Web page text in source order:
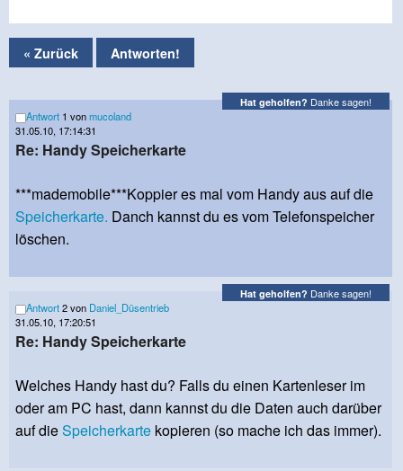
« Zurück Antworten!
Hat geholfen? Danke sagen!
Antwort 1 vonmucoland
31.05.10, 17:14:31
Re: Handy Speicherkarte
***mademobile***Koppier es mal vom Handy aus auf die
Speicherkarte. Danch kannst du es vom Telefonspeicher
löschen.
Hat geholfen? Danke sagen!
Antwort2 von Daniel_Düsentrieb
31.05.10, 17:20:51
Re: Handy Speicherkarte
Welches Handy hast du? Falls du einen Kartenleser im
oder am PC hast, dann kannst du die Daten auch darüber
auf dieSpeicherkarte kopieren (so mache ich das immer).